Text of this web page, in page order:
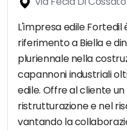
L'impresa edile Fortedil
riferimento a Biella e
pluriennale nella
capannoni industriali
edile. Offre al cliente
ristrutturazione e nel
vantando la